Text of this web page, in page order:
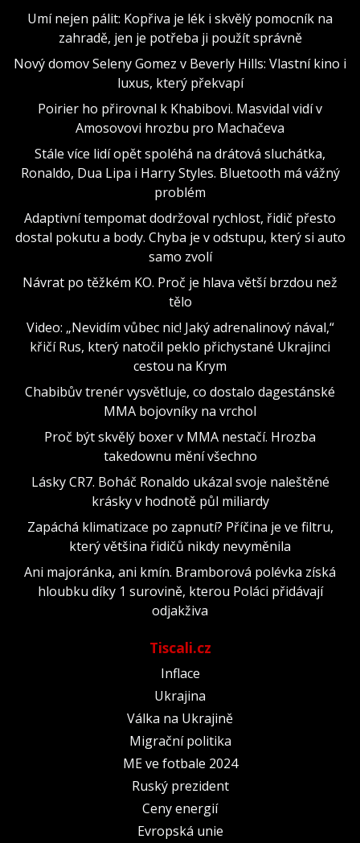
Umí nejen pálit: Kopřiva je lék i skvělý pomocník na
zahradě, jen je potřeba ji použít správně
Nový domov Seleny Gomez v Beverly Hills: Vlastní kino i
luxus, který překvapí
Poirier ho přirovnal k Khabibovi. Masvidal vidí v
Amosovovi hrozbu pro Machačeva
Stále více lidí opět spoléhá na drátová sluchátka,
Ronaldo, Dua Lipa i Harry Styles. Bluetooth má vážný
problém
Adaptivní tempomat dodržoval rychlost, řidič přesto
dostal pokutu a body. Chyba je v odstupu, který si auto
samo zvolí
Návrat po těžkém KO. Proč je hlava větší brzdou než
tělo
Video: „Nevidím vůbec nic! Jaký adrenalinový nával,“
křičí Rus, který natočil peklo přichystané Ukrajinci
cestou na Krym
Chabibův trenér vysvětluje, co dostalo dagestánské
MMA bojovníky na vrchol
Proč být skvělý boxer v MMA nestačí. Hrozba
takedownu mění všechno
Lásky CR7. Boháč Ronaldo ukázal svoje naleštěné
krásky v hodnotě půl miliardy
Zapáchá klimatizace po zapnutí? Příčina je ve filtru,
který většina řidičů nikdy nevyměnila
Ani majoránka, ani kmín. Bramborová polévka získá
hloubku díky 1 surovině, kterou Poláci přidávají
odjakživa
Tiscali.cz
Inflace
Ukrajina
Válka na Ukrajině
Migrační politika
ME ve fotbale 2024
Ruský prezident
Ceny energií
Evropská unie